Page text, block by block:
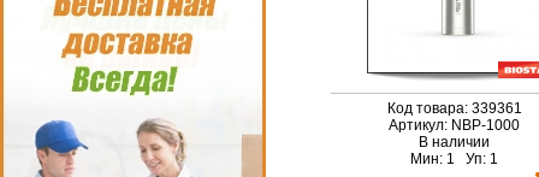
Код товара: 339361
Артикул: NBP-1000
В наличии
Мин: 1 Уп: 1